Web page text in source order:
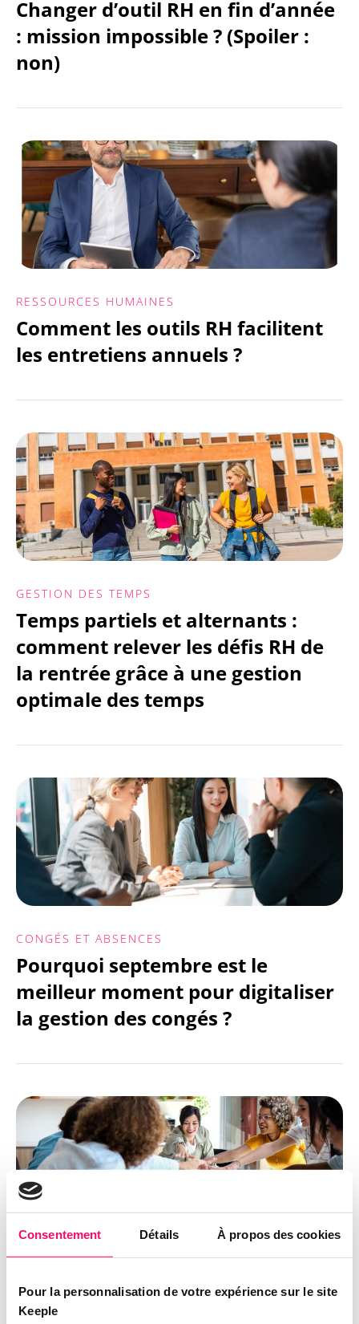
Consentement Détails À propos des cookies
Pour la personnalisation de votre expérience sur le site
Keeple
Changer d’outil RH en fin d’année
: mission impossible ? (Spoiler :
non)
RESSOURCES HUMAINES
Comment les outils RH facilitent
les entretiens annuels ?
GESTION DES TEMPS
Temps partiels et alternants :
comment relever les défis RH de
la rentrée grâce à une gestion
optimale des temps
CONGÉS ET ABSENCES
Pourquoi septembre est le
meilleur moment pour digitaliser
la gestion des congés ?
RESSOURCES HUMAINES
Comment réengager les équipes
après les vacances ?